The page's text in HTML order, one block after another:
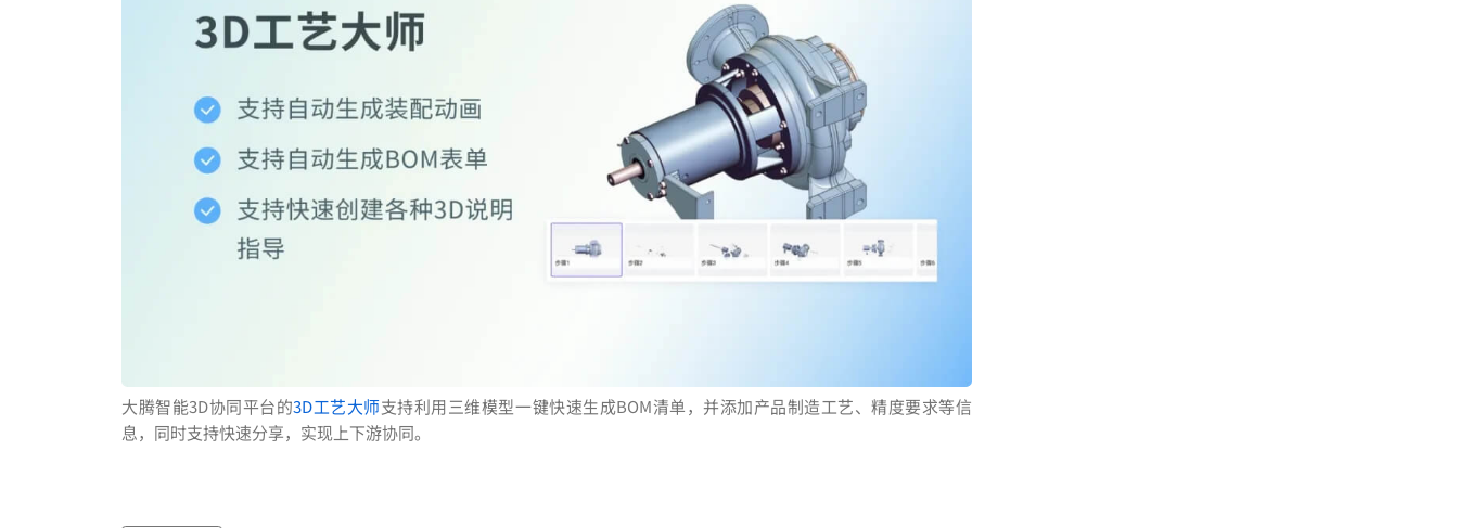
大腾智能3D协同平台的3D工艺大师支持利用三维模型一键快速生成BOM清单，并添加产品制造工艺、精度要求等信
息，同时支持快速分享，实现上下游协同。